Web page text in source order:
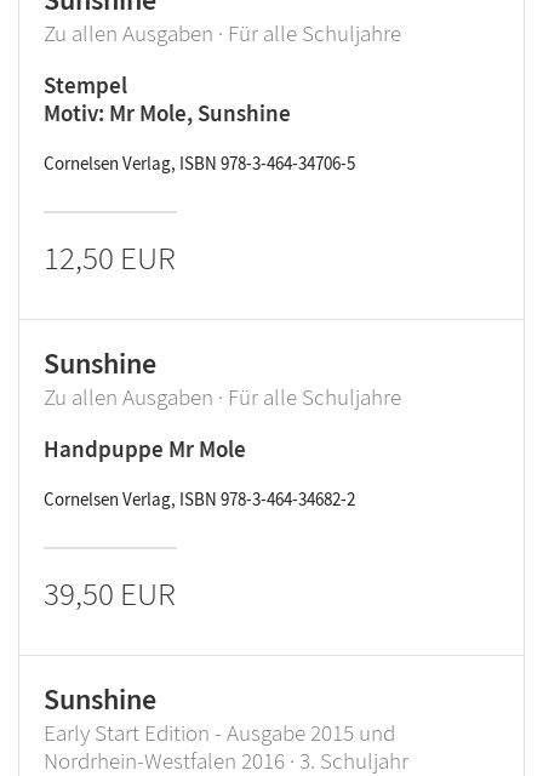
Zu allen Ausgaben · Für alle Schuljahre
Stempel
Motiv: Mr Mole, Sunshine
Cornelsen Verlag, ISBN 978-3-464-34706-5
12,50 EUR
Sunshine
Zu allen Ausgaben · Für alle Schuljahre
Handpuppe Mr Mole
Cornelsen Verlag, ISBN 978-3-464-34682-2
39,50 EUR
Sunshine
Early Start Edition - Ausgabe 2015 und
Nordrhein-Westfalen 2016 · 3. Schuljahr